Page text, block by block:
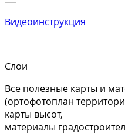
Видеоинструкция
Слои
Все полезные карты и
(ортофотоплан
карты высот,
материалы